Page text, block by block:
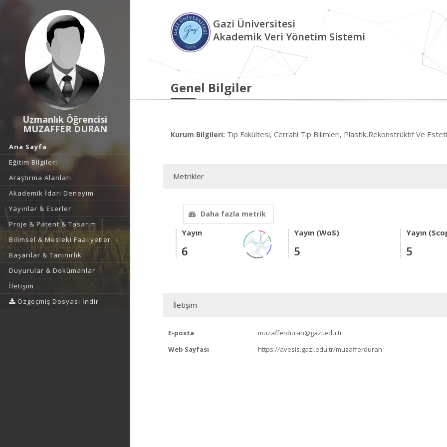
Uzmanlık Öğrencisi
MUZAFFER DURAN
Ana Sayfa
Eğitim Bilgileri
Araştırma Alanları
Akademik İdari Deneyim
Yayınlar & Eserler
Proje & Patent & Tasarım
Bilimsel & Mesleki Faaliyetler
Başarılar & Tanınırlık
Duyurular & Dokümanlar
İletişim
Özgeçmiş Dosyası İndir
Gazi Üniversitesi
Akademik Veri Yönetim Sistemi
Genel Bilgiler
Kurum Bilgileri: Tıp Fakültesi, Cerrahi Tıp Bilimleri, Plastik,Rekonstrüktif Ve
Metrikler
Daha fazla metrik
Yayın
6
Yayın (WoS)
5
Yayın
5
İletişim
E-posta
muzafferduran@gazi.edu.tr
Web Sayfası
https://avesis.gazi.edu.tr/muzafferduran